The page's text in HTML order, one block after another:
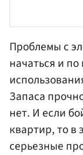
Проблемы с
начаться и
Запаса
нет. И если
квартир, то в
серьезные